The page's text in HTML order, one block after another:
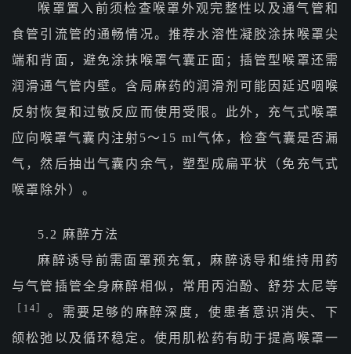
喉罩置入前须检查喉罩外观完整性以及通气管和
食管引流管的通畅情况。推荐水溶性凝胶涂抹喉罩尖
端和背面，避免涂抹喉罩气囊正面；插管型喉罩还需
润滑通气管内壁。含局麻药的润滑剂可能因延迟咽喉
反射恢复和过敏反应而使用受限。此外，充气式喉罩
应向喉罩气囊内注射5～15 ml气体，检查气囊是否漏
气，然后抽出气囊内余气，塑型成扁平状（免充气式
喉罩除外）。
5.2 麻醉方法
麻醉诱导前需面罩预充氧，麻醉诱导和维持用药
与气管插管全身麻醉相似，常用丙泊酚、舒芬太尼等
［14］ 。需要足够的麻醉深度，使患者意识消失、下
颌松弛以及循环稳定。使用肌松药有助于提高喉罩一